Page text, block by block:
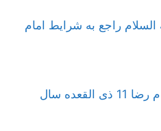
راجع به شرايط امام‏
مدیحه خوانی در ولادت امام رضا 11 ذی القعده سال